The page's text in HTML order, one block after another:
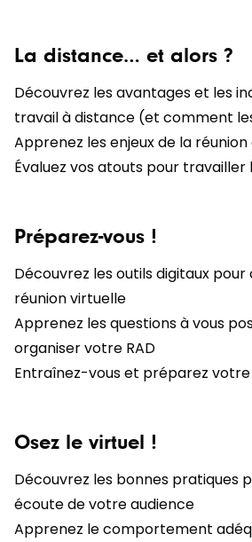
La distance… et alors ?
Découvrez les avantages et les
travail à distance (et comment
Apprenez les enjeux de la
Évaluez vos atouts pour travailler
Préparez-vous !
Découvrez les outils digitaux
réunion virtuelle
Apprenez les questions à vous
organiser votre RAD
Entraînez-vous et préparez
Osez le virtuel !
Découvrez les bonnes pratiques
écoute de votre audience
Apprenez le comportement